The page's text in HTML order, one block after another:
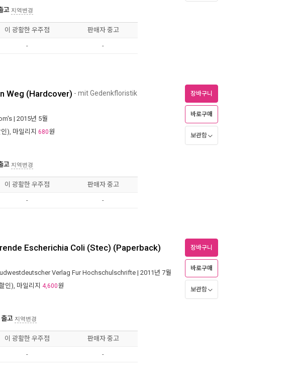
고 지역변경
이 광활한 우주점 판매자 중고
- -
Weg (Hardcover) - mit Gedenkfloristik
| 2015년 5월
), 마일리지 680원
고 지역변경
장바구니
바로구매
보관함
이 광활한 우주점 판매자 중고
- -
Escherichia Coli (Stec) (Paperback)
Verlag Fur Hochschulschrifte | 2011년 7월
인), 마일리지 4,600원
고 지역변경
장바구니
바로구매
보관함
이 광활한 우주점 판매자 중고
- -